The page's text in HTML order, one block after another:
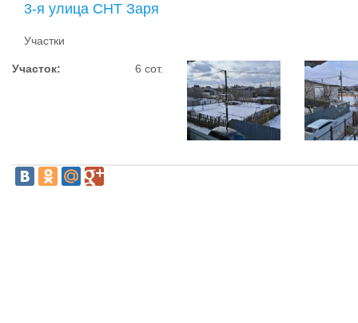
3-я улица СНТ Заря
Участки
Участок: 6 сот.